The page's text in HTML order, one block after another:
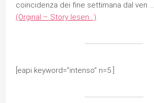
coincidenza dei fine settimana dal ven …
(Orginal – Story lesen…)
[eapi keyword=”intenso” n=5 ]